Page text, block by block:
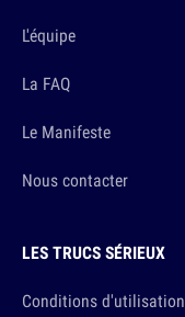
L'équipe
La FAQ
Le Manifeste
Nous contacter
LES TRUCS SÉRIEUX
Conditions d'utilisation